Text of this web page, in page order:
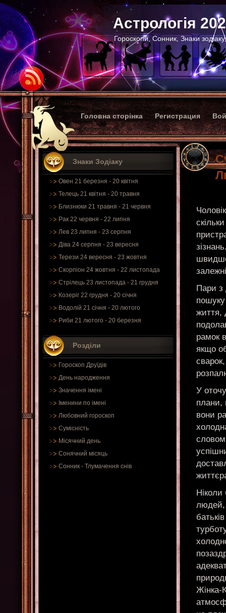
Астрологія
Гороскопи, Сонник, Знаки
Головна сторінка Регистрация
Знаки Зодіаку
Овен 21 березня - 20 квітня
Телець 21 квітня - 20 травня
Близнюки 21 травня - 21 червня
Рак 22 червня - 22 липня
Лев 23 липня - 23 серпня
Діва 24 серпня - 23 вересня
Терези 24 вересня - 23 жовтня
Скорпіон 24 жовтня - 22 листопада
Стрілець 23 листопада - 21 грудня
Козеріг 22 грудня - 20 січня
Водолій 21 січня - 20 лютого
Риби 21 лютого - 20 березня
Розділи
Гороскоп Друїдів
День народження
Значення імені
Іменини по імені
Любовний гороскоп
Сумісність
Місячний день
Сонячний місяць
Сонник - Тлумачення снів
Пари з
життя,
рамок
якщо
У
плани,
вони
Ніколи
людей,
Жінка-